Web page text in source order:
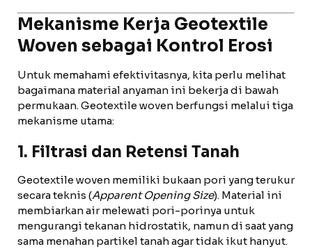
Mekanisme Kerja Geotextile
Woven sebagai Kontrol Erosi
Untuk memahami efektivitasnya, kita perlu melihat
bagaimana material anyaman ini bekerja di bawah
permukaan. Geotextile woven berfungsi melalui tiga
mekanisme utama:
1. Filtrasi dan Retensi Tanah
Geotextile woven memiliki bukaan pori yang terukur
secara teknis (Apparent Opening Size). Material ini
membiarkan air melewati pori-porinya untuk
mengurangi tekanan hidrostatik, namun di saat yang
sama menahan partikel tanah agar tidak ikut hanyut.